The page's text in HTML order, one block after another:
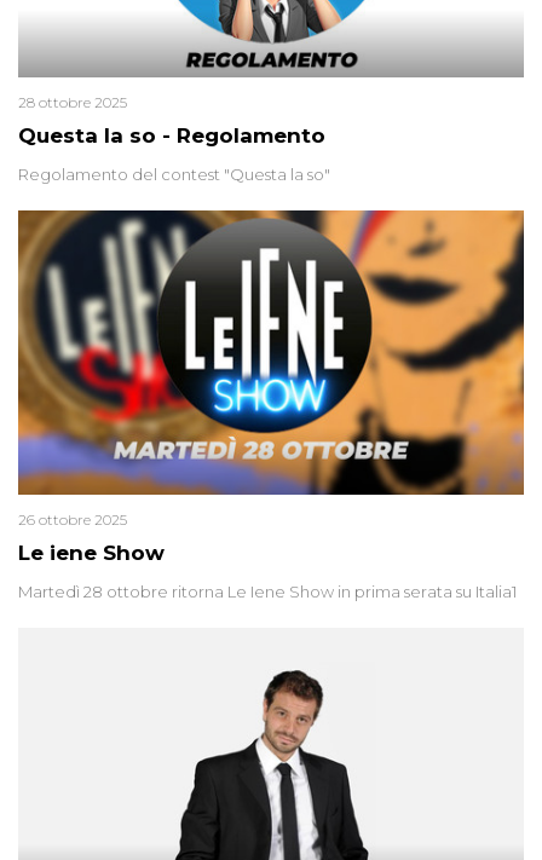
Questa la so - Regolamento
28 ottobre 2025
Regolamento del contest "Questa la so"
Le iene Show
26 ottobre 2025
Martedì 28 ottobre ritorna Le Iene Show in prima serata su Italia1